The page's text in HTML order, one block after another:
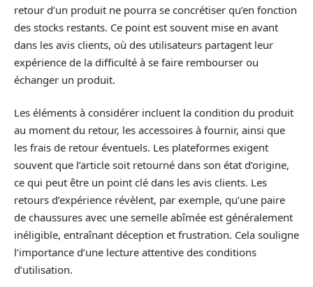
retour d’un produit ne pourra se concrétiser qu’en fonction
des stocks restants. Ce point est souvent mise en avant
dans les avis clients, où des utilisateurs partagent leur
expérience de la difficulté à se faire rembourser ou
échanger un produit.
Les éléments à considérer incluent la condition du produit
au moment du retour, les accessoires à fournir, ainsi que
les frais de retour éventuels. Les plateformes exigent
souvent que l’article soit retourné dans son état d’origine,
ce qui peut être un point clé dans les avis clients. Les
retours d’expérience révèlent, par exemple, qu’une paire
de chaussures avec une semelle abîmée est généralement
inéligible, entraînant déception et frustration. Cela souligne
l’importance d’une lecture attentive des conditions
d’utilisation.